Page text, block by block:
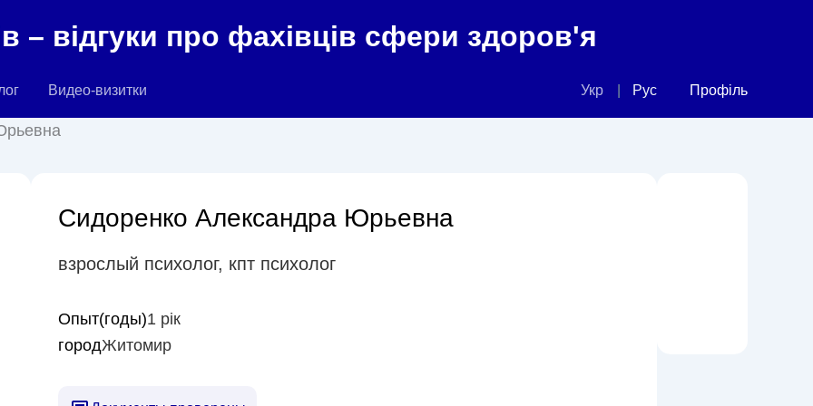
– відгуки про фахівців сфери здоров'я
Видео-визитки Укр Рус Профіль
Сидоренко Александра Юрьевна
взрослый психолог, кпт психолог
Опыт(годы)1 рік
городЖитомир